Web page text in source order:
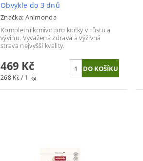
Obvykle do 3 dnů
Značka: Animonda
Kompletní krmivo pro kočky v růstu a
vývinu. Vyvážená zdravá a výživná
strava nejvyšší kvality.
469 Kč
268 Kč / 1 kg